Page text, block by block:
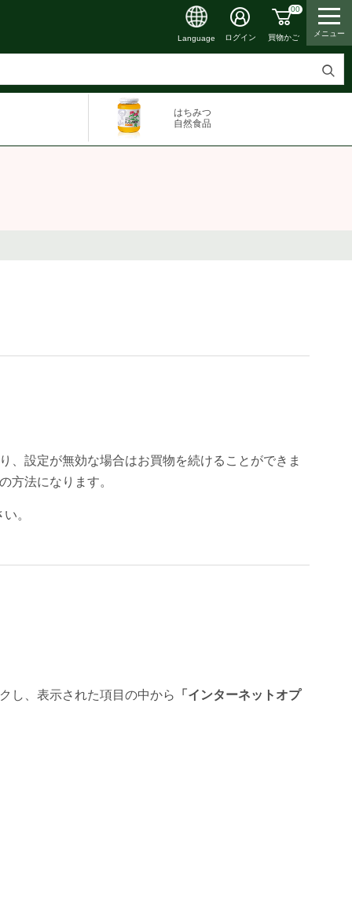
検
Language ログイン
00
買物かご メニュー
はちみつ
自然食品
、設定が無効な場合はお買物を続けることができま
方法になります。
。
し、表示された項目の中から 「インターネットオプ